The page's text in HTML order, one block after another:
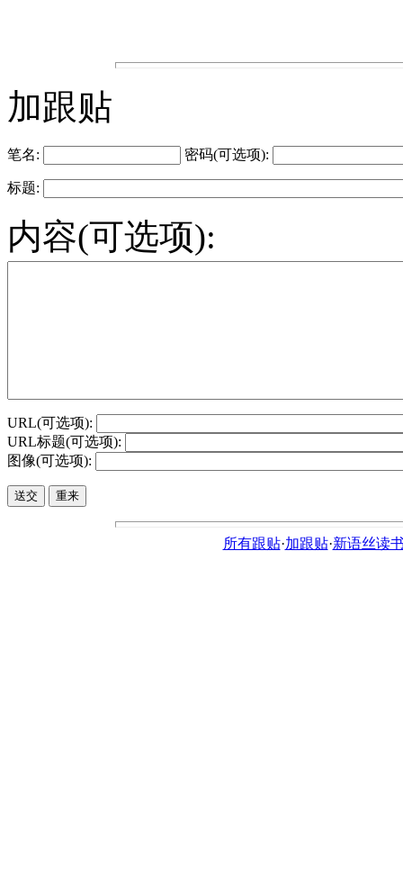
加跟贴
笔名: 密码(可选项):
标题:
内容(可选项):
URL(可选项):
URL标题(可选项):
图像(可选项):
所有跟贴·加跟贴·新语丝读